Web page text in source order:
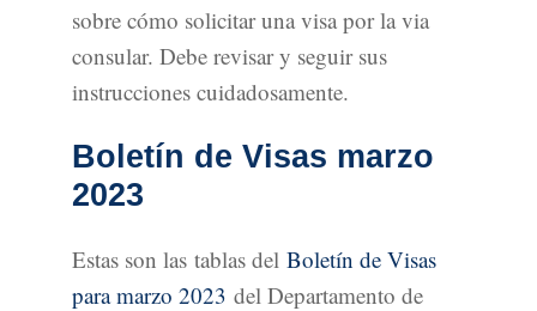
sobre cómo solicitar una visa por la via
consular. Debe revisar y seguir sus
instrucciones cuidadosamente.
Boletín de Visas marzo
2023
Estas son las tablas del Boletín de Visas
para marzo 2023 del Departamento de